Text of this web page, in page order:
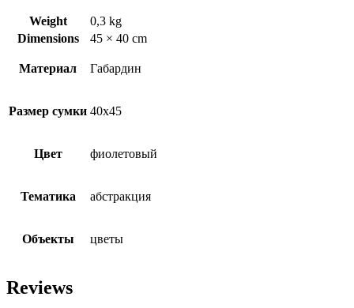
Weight
0,3 kg
Dimensions
45 × 40 cm
Материал Габардин
Размер сумки 40х45
Цвет фиолетовый
Тематика абстракция
Объекты цветы
Reviews